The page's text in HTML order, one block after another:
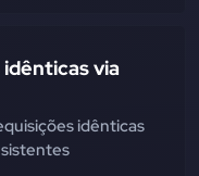
via
idênticas